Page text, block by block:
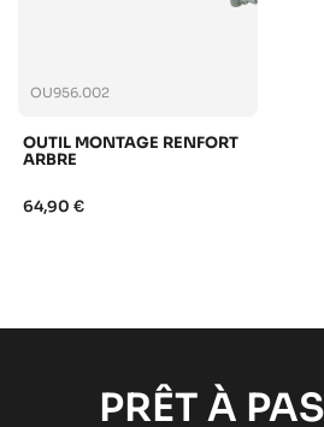
OU956.002
OUTIL MONTAGE RENFORT
ARBRE
64,90 €
PRÊT À